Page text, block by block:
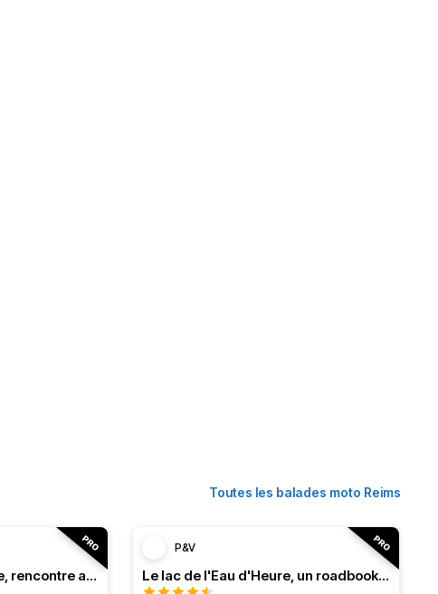
Toutes les balades moto Reims
Roadbook franco-belge, rencontre avec les Ardennes
P&V
Le lac de l'Eau d'Heure, un roadbook rafraîchissant